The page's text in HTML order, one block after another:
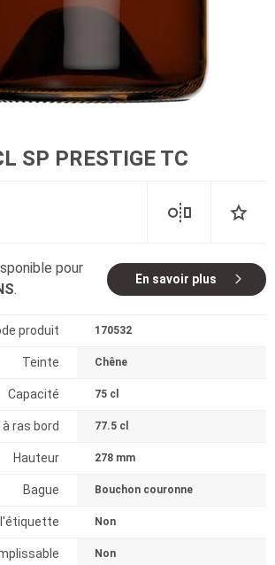
SP PRESTIGE TC
pour
.
En savoir plus
produit 170532
Teinte Chêne
Capacité 75 cl
ras bord 77.5 cl
Hauteur 278 mm
Bague Bouchon couronne
Non
Non